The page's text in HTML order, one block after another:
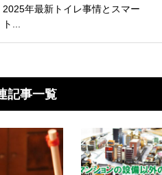
2025年最新トイレ事情とスマー
ト...
記事一覧